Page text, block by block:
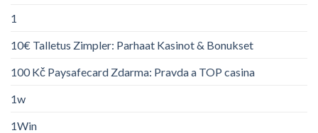
1
10€ Talletus Zimpler: Parhaat Kasinot & Bonukset
100 Kč Paysafecard Zdarma: Pravda a TOP casina
1w
1Win